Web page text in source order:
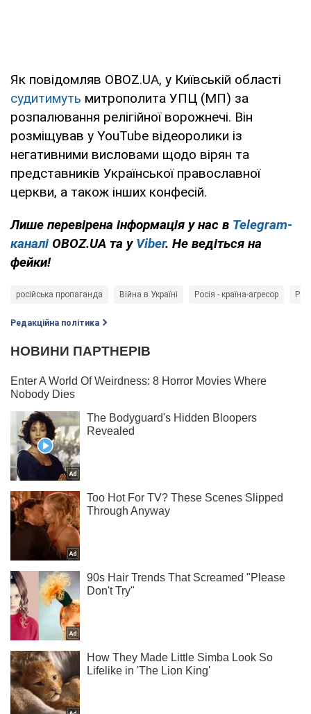
Як повідомляв OBOZ.UA, у Київській області
судитимуть митрополита УПЦ (МП) за
розпалювання релігійної ворожнечі. Він
розміщував у YouTube відеоролики із
негативними висловами щодо вірян та
представників Української православної
церкви, а також інших конфесій.
Лише перевірена інформація у нас в Telegram-
каналі OBOZ.UA та у Viber. Не ведіться на
фейки!
російська пропаганда Війна в Україні Росія - країна-агресор
Редакційна політика